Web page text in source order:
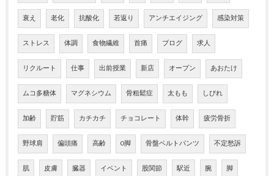
衰え 老化 抗酸化 若返り アンチエイジング 感染対策
ストレス 体調 食物繊維 首痛 ブログ 求人
リクルート 仕事 出前授業 新店 オープン あおたけ
ムコ多糖体 マグネシウム 骨粗鬆症 太もも しびれ
加齢 貯筋 カチカチ チョコレート 体幹 疲労骨折
野球肩 偏頭痛 高齢 O脚 骨盤ベルトパンツ 不定愁訴
肌 皮膚 臓器 イベント 股関節 駅近 腕 脚